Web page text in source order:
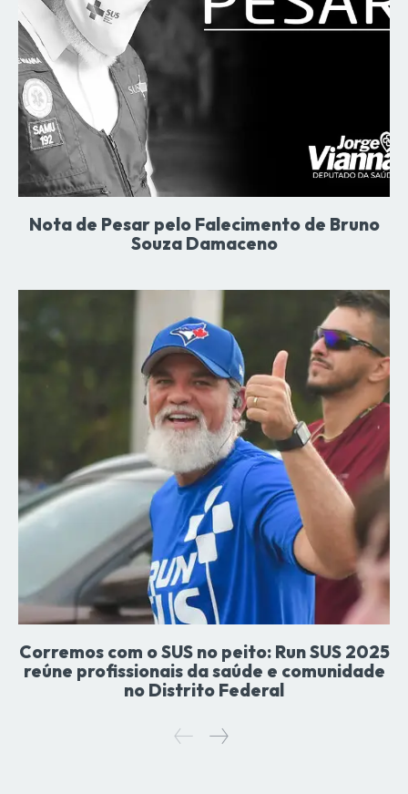
Nota de Pesar pelo Falecimento de Bruno
Souza Damaceno
Corremos com o SUS no peito: Run SUS 2025
reúne profissionais da saúde e comunidade
no Distrito Federal